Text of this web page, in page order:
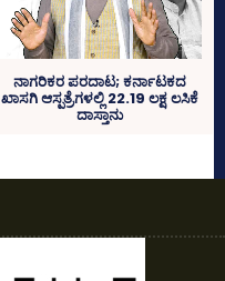
ನಾಗರಿಕರ ಪರದಾಟ; ಕರ್ನಾಟಕದ
ಖಾಸಗಿ ಆಸ್ಪತ್ರೆಗಳಲ್ಲಿ 22.19 ಲಕ್ಷ ಲಸಿಕೆ
ದಾಸ್ತಾನು